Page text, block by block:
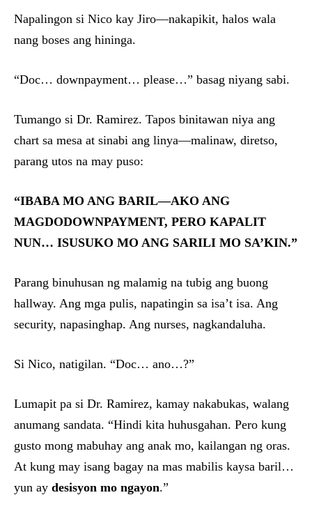
Napalingon si Nico kay Jiro—nakapikit, halos wala
nang boses ang hininga.
“Doc… downpayment… please…” basag niyang sabi.
Tumango si Dr. Ramirez. Tapos binitawan niya ang
chart sa mesa at sinabi ang linya—malinaw, diretso,
parang utos na may puso:
“IBABA MO ANG BARIL—AKO ANG
MAGDODOWNPAYMENT, PERO KAPALIT
NUN… ISUSUKO MO ANG SARILI MO SA’KIN.”
Parang binuhusan ng malamig na tubig ang buong
hallway. Ang mga pulis, napatingin sa isa’t isa. Ang
security, napasinghap. Ang nurses, nagkandaluha.
Si Nico, natigilan. “Doc… ano…?”
Lumapit pa si Dr. Ramirez, kamay nakabukas, walang
anumang sandata. “Hindi kita huhusgahan. Pero kung
gusto mong mabuhay ang anak mo, kailangan ng oras.
At kung may isang bagay na mas mabilis kaysa baril…
yun ay desisyon mo ngayon.”